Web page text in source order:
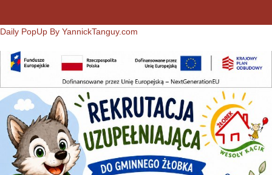
Daily PopUp By YannickTanguy.com